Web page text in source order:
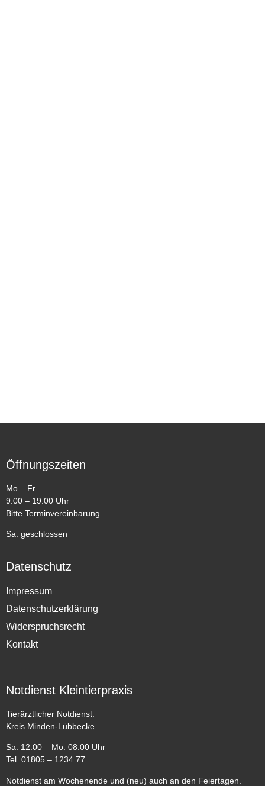
Öffnungszeiten
Mo – Fr
9:00 – 19:00 Uhr
Bitte Terminvereinbarung
Sa. geschlossen
Datenschutz
Impressum
Datenschutzerklärung
Widerspruchsrecht
Kontakt
Notdienst Kleintierpraxis
Tierärztlicher Notdienst:
Kreis Minden-Lübbecke
Sa: 12:00 – Mo: 08:00 Uhr
Tel. 01805 – 1234 77
Notdienst am Wochenende und (neu) auch an den Feiertagen.